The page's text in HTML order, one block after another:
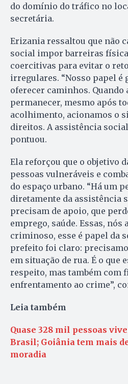
do domínio do tráfico no
secretária.
Erizania ressaltou que não
social impor barreiras
coercitivas para evitar o
irregulares. “Nosso papel
oferecer caminhos. Quando
permanecer, mesmo após
acolhimento, acionamos o
direitos. A assistência
pontuou.
Ela reforçou que o objetivo
pessoas vulneráveis e
do espaço urbano. “Há um
diretamente da assistência
precisam de apoio, que
emprego, saúde. Essas, nós
criminoso, esse é papel da
prefeito foi claro:
em situação de rua. É o que
respeito, mas também com
enfrentamento ao crime”,
Leia também
Quase 328 mil pessoas
Brasil; Goiânia tem mais
moradia